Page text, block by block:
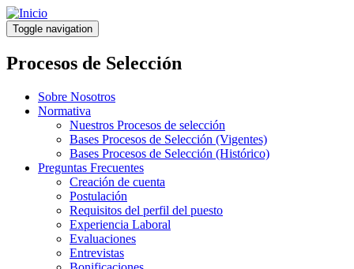
Pasar
al
contenido
principal
Toggle navigation
Procesos de Selección
Sobre Nosotros
Normativa
Nuestros Procesos de selección
Bases Procesos de Selección (Vigentes)
Bases Procesos de Selección (Histórico)
Preguntas Frecuentes
Creación de cuenta
Postulación
Requisitos del perfil del puesto
Experiencia Laboral
Evaluaciones
Entrevistas